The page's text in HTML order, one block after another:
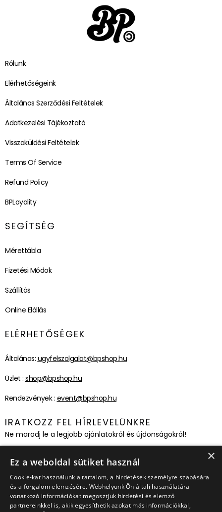
Rólunk
Elérhetőségeink
Általános Szerződési Feltételek
Adatkezelési Tájékoztató
Visszaküldési Feltételek
Terms Of Service
Refund Policy
BPLoyality
SEGÍTSÉG
Mérettábla
Fizetési Módok
Szállítás
Online Elállás
ELÉRHETŐSÉGEK
Általános: ugyfelszolgalat@bpshop.hu
Üzlet : shop@bpshop.hu
Rendezvények : event@bpshop.hu
IRATKOZZ FEL HÍRLEVELÜNKRE
Ne maradj le a legjobb ajánlatokról és újdonságokról!
Feliratkozom! ×
Ez a weboldal sütiket használ
Cookie-kat használunk a tartalom, a hirdetések személyre szabására
és a forgalom elemzésére. Webhelyünk Ön általi használatára
vonatkozó információkat megosztjuk hirdetési és elemző
partnereinkkel is, akik egyesíthetik azokat más információkkal,